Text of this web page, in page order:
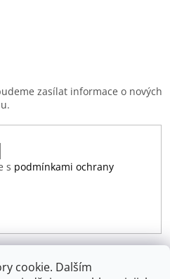
cookie. Dalším
zasílat informace o nových
s podmínkami ochrany
spokojenosti